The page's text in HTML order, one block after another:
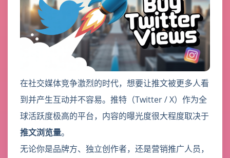
在社交媒体竞争激烈的时代，想要让推文被更多人看
到并产生互动并不容易。推特（Twitter / X）作为全
球活跃度极高的平台，内容的曝光度很大程度取决于
推文浏览量。
无论你是品牌方、独立创作者，还是营销推广人员，